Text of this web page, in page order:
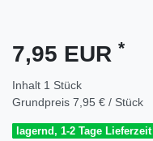
7,95 EUR *
Inhalt 1 Stück
Grundpreis 7,95 € / Stück
lagernd, 1-2 Tage Lieferzeit